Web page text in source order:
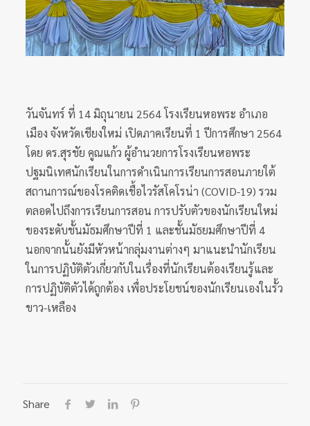
วันจันทร์ ที่ 14 มิถุนายน 2564 โรงเรียนหอพระ อำเภอ
เมือง จังหวัดเชียงใหม่ เปิดภาคเรียนที่ 1 ปีการศึกษา 2564
โดย ดร.สุรชัย คูณแก้ว ผู้อำนวยการโรงเรียนหอพระ
ปฐมนิเทศนักเรียนในการดำเนินการเรียนการสอนภายใต้
สถานการณ์ของโรคติดเชื้อไวรัสโคโรน่า (COVID-19) รวม
ตลอดไปถึงการเรียนการสอน การปรับตัวของนักเรียนใหม่
ของระดับชั้นมัธมศึกษาปีที่ 1 และชั้นมัธยมศึกษาปีที่ 4
นอกจากนั้นยังมีหัวหน้ากลุ่มงานต่างๆ มาแนะนำนักเรียน
ในการปฏิบัติตัวเกี่ยวกับในเรื่องที่นักเรียนต้องเรียนรู้และ
การปฏิบัติตัวได้ถูกต้อง เพื่อประโยชน์ของนักเรียนเองในรั้ว
ขาว-เหลือง
Share